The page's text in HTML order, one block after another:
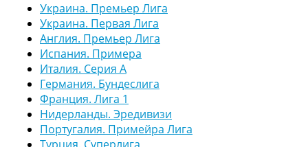
Украина. Премьер Лига
Украина. Первая Лига
Англия. Премьер Лига
Испания. Примера
Италия. Серия А
Германия. Бундеслига
Франция. Лига 1
Нидерланды. Эредивизи
Португалия. Примейра Лига